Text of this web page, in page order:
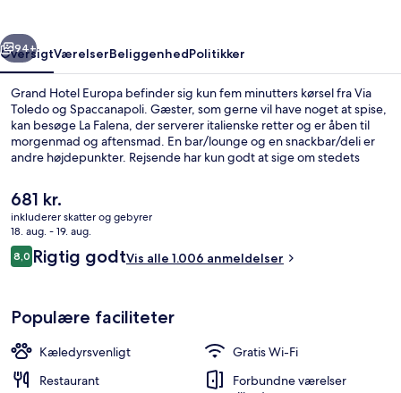
Næste
94+
OversigtVærelserBeliggenhedPolitikker
Grand Hotel Europa befinder sig kun fem minutters kørsel fra Via
Toledo og Spaccanapoli. Gæster, som gerne vil have noget at spise,
kan besøge La Falena, der serverer italienske retter og er åben til
morgenmad og aftensmad. En bar/lounge og en snackbar/deli er
andre højdepunkter. Rejsende har kun godt at sige om stedets
gåtur fra offentlig transport: Piazza Garibaldi Metrostation ligger 5
minutter væk og Ponte Casanova Novara Station ligger 6 minutter
derfra.
Den
nuværende
pris
er
681 kr.
681 kr.
inkluderer skatter og gebyrer
18. aug. - 19. aug.
Anmeldelser
8,08,0 ud af 10.
Rigtig godtVis alle 1.006 anmeldelser
Populære faciliteter
Kæledyrsvenligt
Gratis Wi-Fi
Restaurant
Forbundne værelser